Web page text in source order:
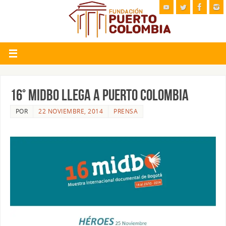
16° MIDBO LLEGA A PUERTO COLOMBIA
POR 22 NOVIEMBRE, 2014 PRENSA